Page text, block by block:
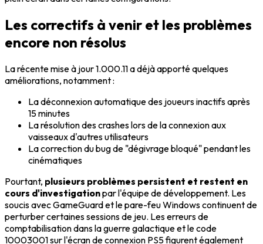
Les correctifs à venir et les problèmes
encore non résolus
La récente mise à jour 1.000.11 a déjà apporté quelques
améliorations, notamment :
La déconnexion automatique des joueurs inactifs après
15 minutes
La résolution des crashes lors de la connexion aux
vaisseaux d'autres utilisateurs
La correction du bug de "dégivrage bloqué" pendant les
cinématiques
Pourtant, plusieurs problèmes persistent et restent en
cours d'investigationpar l'équipe de développement. Les
soucis avec GameGuard et le pare-feu Windows continuent de
perturber certaines sessions de jeu. Les erreurs de
comptabilisation dans la guerre galactique et le code
10003001 sur l'écran de connexion PS5 figurent également